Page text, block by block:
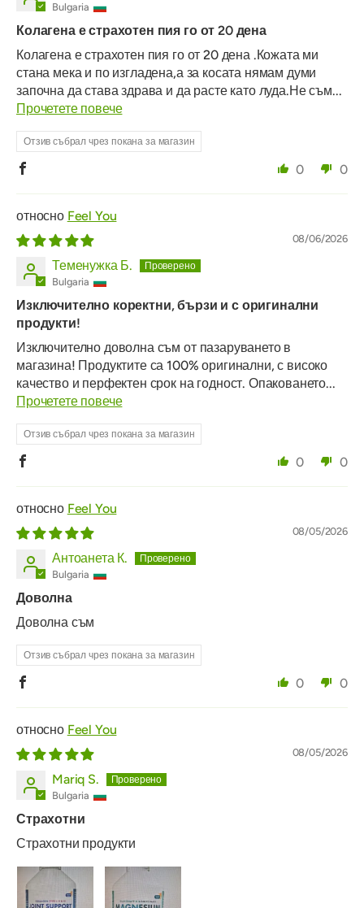
Bulgaria
Колагена е страхотен пия го от 20 дена
Колагена е страхотен пия го от 20 дена .Кожата ми
стана мека и по изгладена,а за косата нямам думи
започна да става здрава и да расте като луда.Не съм...
Прочетете повече
Отзив събрал чрез покана за магазин
0 0
Feel You
08/06/2026
Теменужка Б.
Bulgaria
Изключително коректни, бързи и с оригинални
продукти!
Изключително доволна съм от пазаруването в
магазина! Продуктите са 100% оригинални, с високо
качество и перфектен срок на годност. Опаковането...
Прочетете повече
Отзив събрал чрез покана за магазин
0 0
Feel You
08/05/2026
Антоанета К.
Bulgaria
Доволна
Доволна съм
Отзив събрал чрез покана за магазин
0 0
Feel You
08/05/2026
Mariq S.
Bulgaria
Страхотни
Страхотни продукти